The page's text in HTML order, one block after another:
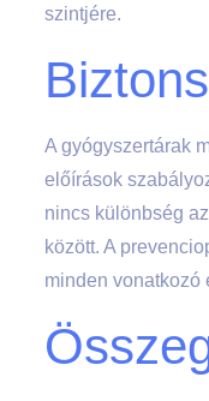
szintjére.
A gyógyszertárak
előírások
nincs különbség
között. A
minden vonatkozó